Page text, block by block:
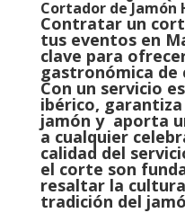
Cortador de Jamón
Contratar un
tus eventos en
clave para
gastronómica de
Con un servicio
ibérico,
jamón y aporta
a cualquier
calidad del
el corte son
resaltar la
tradición del